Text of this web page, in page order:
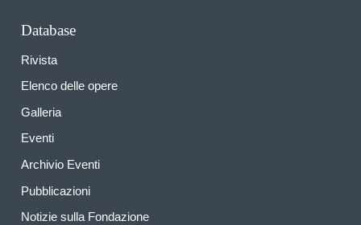
Database
Rivista
Elenco delle opere
Galleria
Eventi
Archivio Eventi
Pubblicazioni
Notizie sulla Fondazione